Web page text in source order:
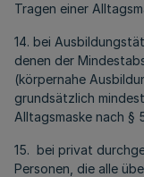
Tragen einer
14. bei
denen der
(körpernahe
grundsätzlich
Alltagsmaske nach §
15. bei privat
Personen, die alle